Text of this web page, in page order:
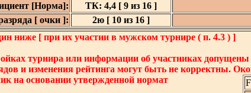
[Норма]:
ТК: 4,4 [ 9 из 16 ]
[ очки ]:
2ю [ 10 из 16 ]
ниже [ при их участии в мужском турнире ( п. 4.3 ) ]
турнира или информации об участниках
и изменения рейтинга могут быть не корректны.
на основании утвержденной нормат